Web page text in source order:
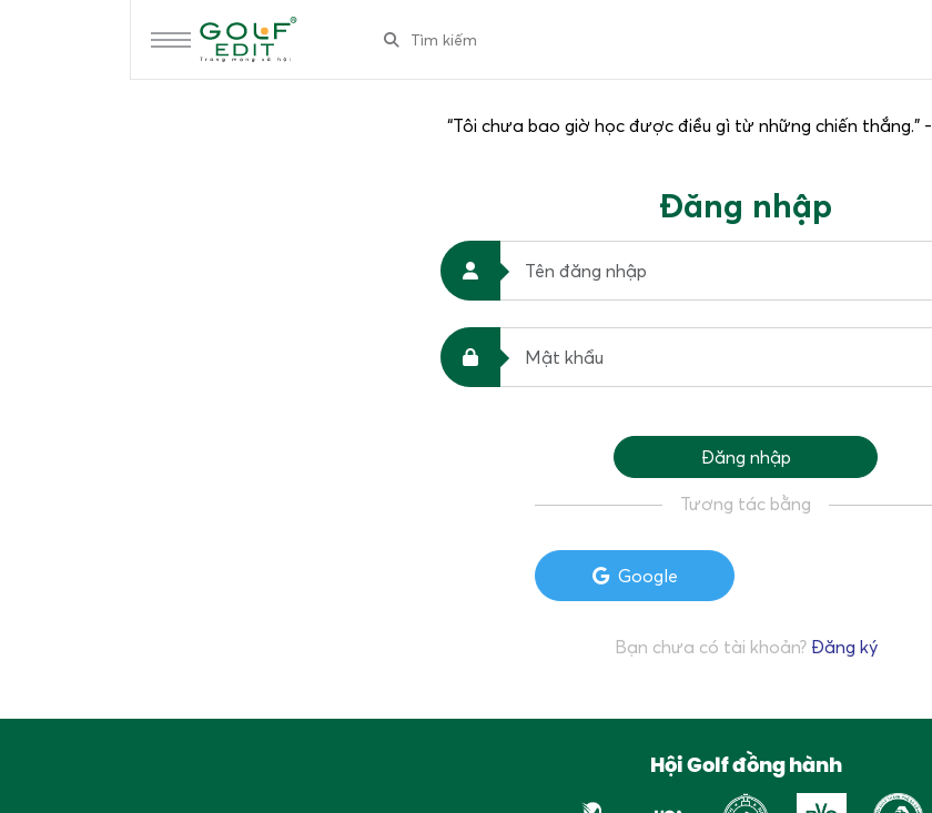
“Tôi chưa bao giờ học được điều gì từ những chiến thắng.” -
Đăng nhập
Đăng nhập
Tương tác bằng
Google
Bạn chưa có tài khoản? Đăng ký
Hội Golf đồng hành